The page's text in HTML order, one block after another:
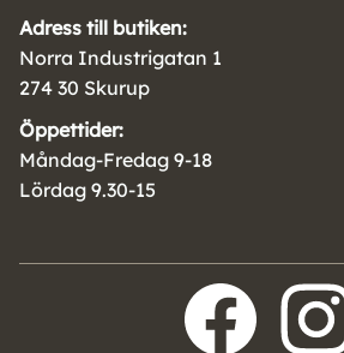
Adress till butiken:
Norra Industrigatan 1
274 30 Skurup
Öppettider:
Måndag-Fredag 9-18
Lördag 9.30-15